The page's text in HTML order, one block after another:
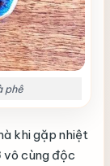
phê
khi gặp nhiệt
vô cùng độc